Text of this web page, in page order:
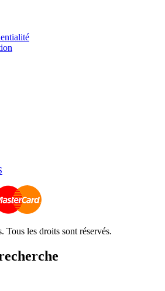
les droits sont réservés.